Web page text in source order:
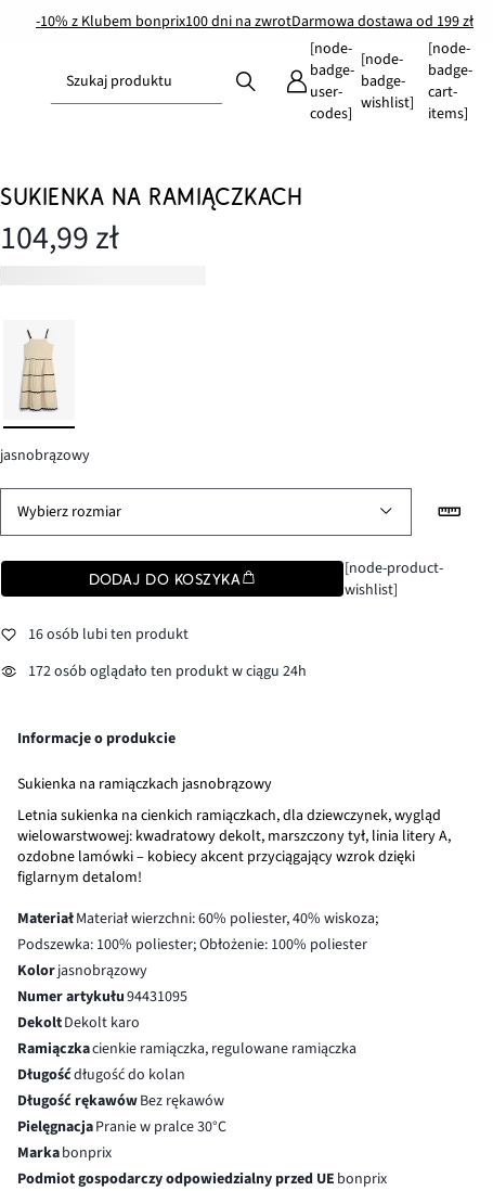
-10% z Klubem bonprix100 dni na zwrotDarmowa dostawa od 199 zł
Szukaj produktu
[node-
badge-
user-
codes]
[node-
badge-
wishlist]
[node-
badge-
cart-
items]
SUKIENKA NA RAMIĄCZKACH
104,99 zł
jasnobrązowy
Wybierz rozmiar
DODAJ DO KOSZYKA
[node-product-
wishlist]
16 osób lubi ten produkt
172 osób oglądało ten produkt w ciągu 24h
Informacje o produkcie
Sukienka na ramiączkach jasnobrązowy
Letnia sukienka na cienkich ramiączkach, dla dziewczynek, wygląd
wielowarstwowej: kwadratowy dekolt, marszczony tył, linia litery A,
ozdobne lamówki – kobiecy akcent przyciągający wzrok dzięki
figlarnym detalom!
MateriałMateriał wierzchni: 60% poliester, 40% wiskoza;
Podszewka: 100% poliester; Obłożenie: 100% poliester
Kolorjasnobrązowy
Numer artykułu94431095
DekoltDekolt karo
Ramiączkacienkie ramiączka, regulowane ramiączka
Długośćdługość do kolan
Długość rękawówBez rękawów
PielęgnacjaPranie w pralce 30°C
Markabonprix
Podmiot gospodarczy odpowiedzialny przed UE bonprix